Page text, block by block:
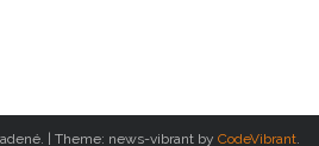
Theme: news-vibrant by CodeVibrant.